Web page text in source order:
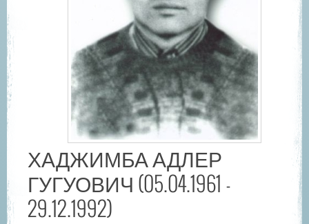
ХАДЖИМБА АДЛЕР
ГУГУОВИЧ (05.04.1961 -
29.12.1992)